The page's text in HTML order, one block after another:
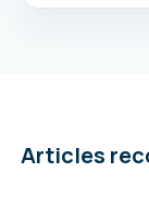
Articles